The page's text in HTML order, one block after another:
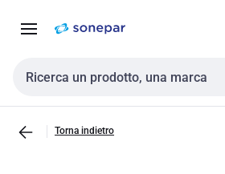
navigazione alla
Cerca input
Torna indietro